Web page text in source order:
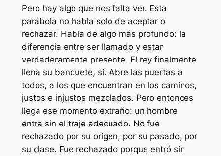
Pero hay algo que nos falta ver. Esta
parábola no habla solo de aceptar o
rechazar. Habla de algo más profundo: la
diferencia entre ser llamado y estar
verdaderamente presente. El rey finalmente
llena su banquete, sí. Abre las puertas a
todos, a los que encuentran en los caminos,
justos e injustos mezclados. Pero entonces
llega ese momento extraño: un hombre
entra sin el traje adecuado. No fue
rechazado por su origen, por su pasado, por
su clase. Fue rechazado porque entró sin